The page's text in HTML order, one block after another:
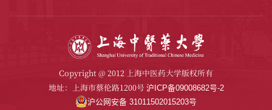
Copyright @ 2012 上海中医药大学版权所有
地址：上海市蔡伦路1200号 沪ICP备09008682号-2
沪公网安备 31011502015203号